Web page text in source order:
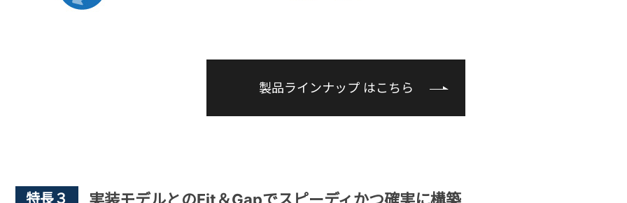
製品ラインナップ はこちら
特長３